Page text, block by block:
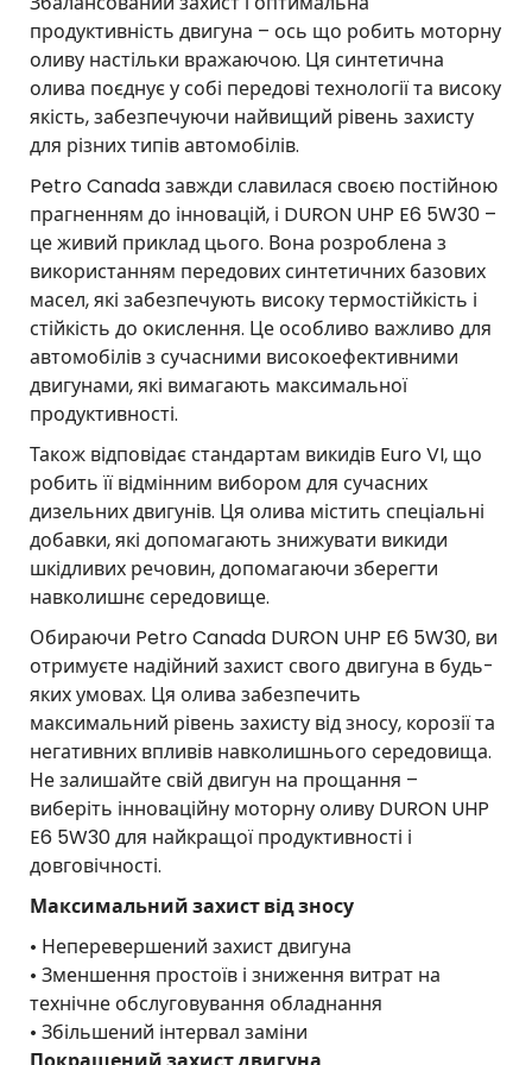
продуктивність двигуна – ось що робить моторну
оливу настільки вражаючою. Ця синтетична
олива поєднує у собі передові технології та високу
якість, забезпечуючи найвищий рівень захисту
для різних типів автомобілів.
Petro Canada завжди славилася своєю постійною
прагненням до інновацій, і DURON UHP E6 5W30 –
це живий приклад цього. Вона розроблена з
використанням передових синтетичних базових
масел, які забезпечують високу термостійкість і
стійкість до окислення. Це особливо важливо для
автомобілів з сучасними високоефективними
двигунами, які вимагають максимальної
продуктивності.
Також відповідає стандартам викидів Euro VI, що
робить її відмінним вибором для сучасних
дизельних двигунів. Ця олива містить спеціальні
добавки, які допомагають знижувати викиди
шкідливих речовин, допомагаючи зберегти
навколишнє середовище.
Обираючи Petro Canada DURON UHP E6 5W30, ви
отримуєте надійний захист свого двигуна в будь-
яких умовах. Ця олива забезпечить
максимальний рівень захисту від зносу, корозії та
негативних впливів навколишнього середовища.
Не залишайте свій двигун на прощання –
виберіть інноваційну моторну оливу DURON UHP
E6 5W30 для найкращої продуктивності і
довговічності.
Максимальний захист від зносу
• Неперевершений захист двигуна
• Зменшення простоїв і зниження витрат на
технічне обслуговування обладнання
• Збільшений інтервал заміни